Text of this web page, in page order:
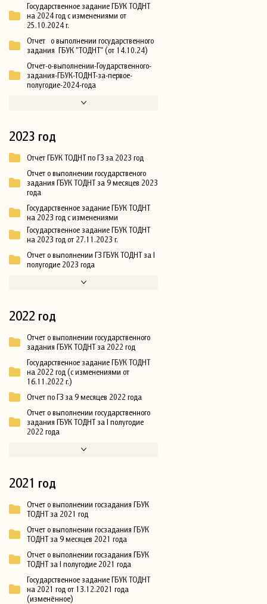
Государственное задание ГБУК ТОДНТ
на 2024 год с изменениями от
25.10.2024 г.
Отчет о выполнении государственного
задания ГБУК "ТОДНТ" (от 14.10.24)
Отчет-о-выполнении-Гоударственного-
задания-ГБУК-ТОДНТ-за-первое-
полугодие-2024-года
2023 год
Отчет ГБУК ТОДНТ по ГЗ за 2023 год
Отчет о выполнении государственого
задания ГБУК ТОДНТ за 9 месяцев 2023
года
Государственное задание ГБУК ТОДНТ
на 2023 год с изменениями
Государственное задание ГБУК ТОДНТ
на 2023 год от 27.11.2023 г.
Отчет о выполнении ГЗ ГБУК ТОДНТ за I
полугодие 2023 года
2022 год
Отчет о выполнении государственного
задания ГБУК ТОДНТ за 2022 год
Государственное задание ГБУК ТОДНТ
на 2022 год (с изменениями от
16.11.2022 г.)
Отчет по ГЗ за 9 месяцев 2022 года
Отчет о выполнении государственного
задания ГБУК ТОДНТ за I полугодие
2022 года
2021 год
Отчет о выполнении госзадания ГБУК
ТОДНТ за 2021 год
Отчет о выполнении госзадания ГБУК
ТОДНТ за 9 месяцев 2021 года
Отчет о выполнении госзадания ГБУК
ТОДНТ за I полугодие 2021 года
Государственное задание ГБУК ТОДНТ
на 2021 год от 13.12.2021 года
(изменённое)